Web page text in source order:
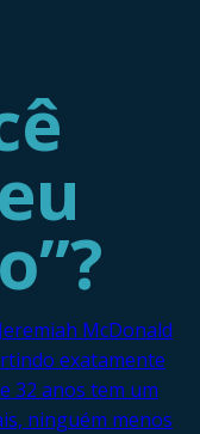
McDonald
exatamente
32 anos tem um
ninguém menos